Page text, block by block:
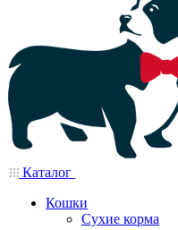
Каталог
Кошки
Сухие корма